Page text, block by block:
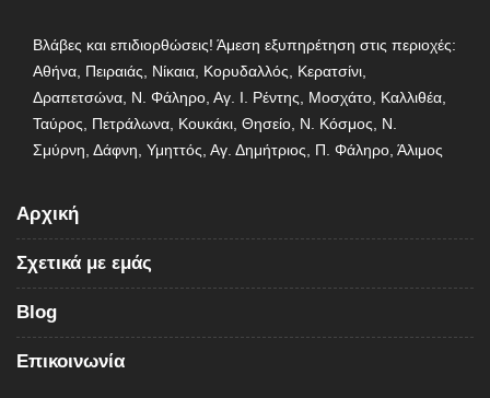
Βλάβες και επιδιορθώσεις! Άμεση εξυπηρέτηση στις περιοχές:
Αθήνα, Πειραιάς, Νίκαια, Κορυδαλλός, Κερατσίνι,
Δραπετσώνα, Ν. Φάληρο, Αγ. Ι. Ρέντης, Μοσχάτο, Καλλιθέα,
Ταύρος, Πετράλωνα, Κουκάκι, Θησείο, Ν. Κόσμος, Ν.
Σμύρνη, Δάφνη, Υμηττός, Αγ. Δημήτριος, Π. Φάληρο, Άλιμος
Αρχική
Σχετικά με εμάς
Blog
Επικοινωνία